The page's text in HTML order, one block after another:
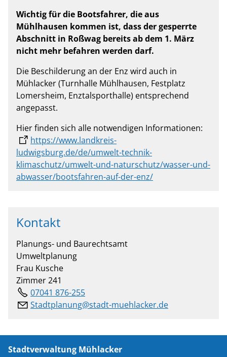
Wichtig für die Bootsfahrer, die aus
Mühlhausen kommen ist, dass der gesperrte
Abschnitt in Roßwag bereits ab dem 1. März
nicht mehr befahren werden darf.
Die Beschilderung an der Enz wird auch in
Mühlacker (Turnhalle Mühlhausen, Festplatz
Lomersheim, Enztalsporthalle) entsprechend
angepasst.
Hier finden sich alle notwendigen Informationen:
https://www.landkreis-
ludwigsburg.de/de/umwelt-technik-
klimaschutz/umwelt-und-naturschutz/wasser-und-
abwasser/bootsfahren-auf-der-enz/
Kontakt
Planungs- und Baurechtsamt
Umweltplanung
Frau Kusche
Zimmer 241
07041 876-255
Stadtplanung@stadt-muehlacker.de
Stadtverwaltung Mühlacker